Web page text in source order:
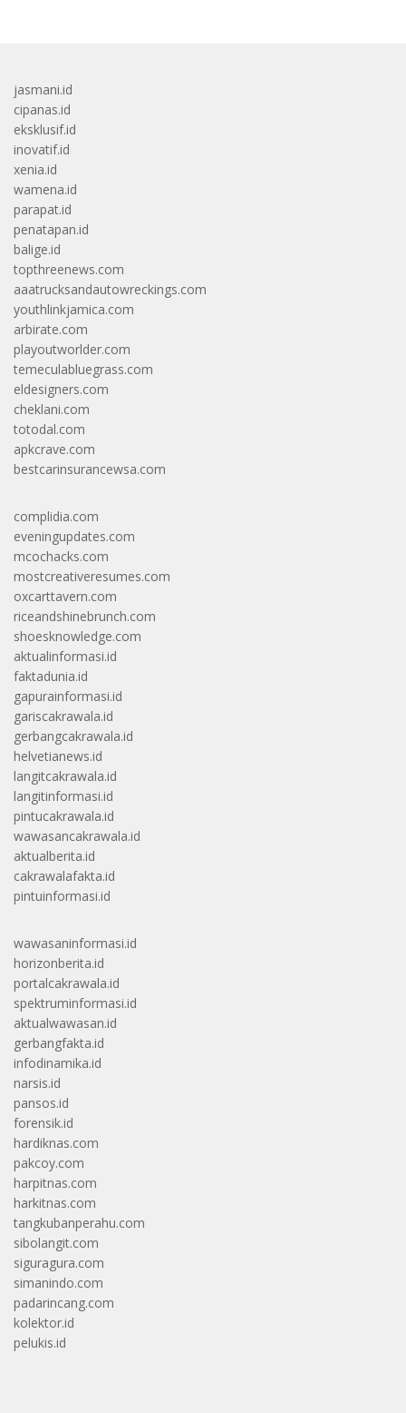
jasmani.id
cipanas.id
eksklusif.id
inovatif.id
xenia.id
wamena.id
parapat.id
penatapan.id
balige.id
topthreenews.com
aaatrucksandautowreckings.com
youthlinkjamica.com
arbirate.com
playoutworlder.com
temeculabluegrass.com
eldesigners.com
cheklani.com
totodal.com
apkcrave.com
bestcarinsurancewsa.com
complidia.com
eveningupdates.com
mcochacks.com
mostcreativeresumes.com
oxcarttavern.com
riceandshinebrunch.com
shoesknowledge.com
aktualinformasi.id
faktadunia.id
gapurainformasi.id
gariscakrawala.id
gerbangcakrawala.id
helvetianews.id
langitcakrawala.id
langitinformasi.id
pintucakrawala.id
wawasancakrawala.id
aktualberita.id
cakrawalafakta.id
pintuinformasi.id
wawasaninformasi.id
horizonberita.id
portalcakrawala.id
spektruminformasi.id
aktualwawasan.id
gerbangfakta.id
infodinamika.id
narsis.id
pansos.id
forensik.id
hardiknas.com
pakcoy.com
harpitnas.com
harkitnas.com
tangkubanperahu.com
sibolangit.com
siguragura.com
simanindo.com
padarincang.com
kolektor.id
pelukis.id